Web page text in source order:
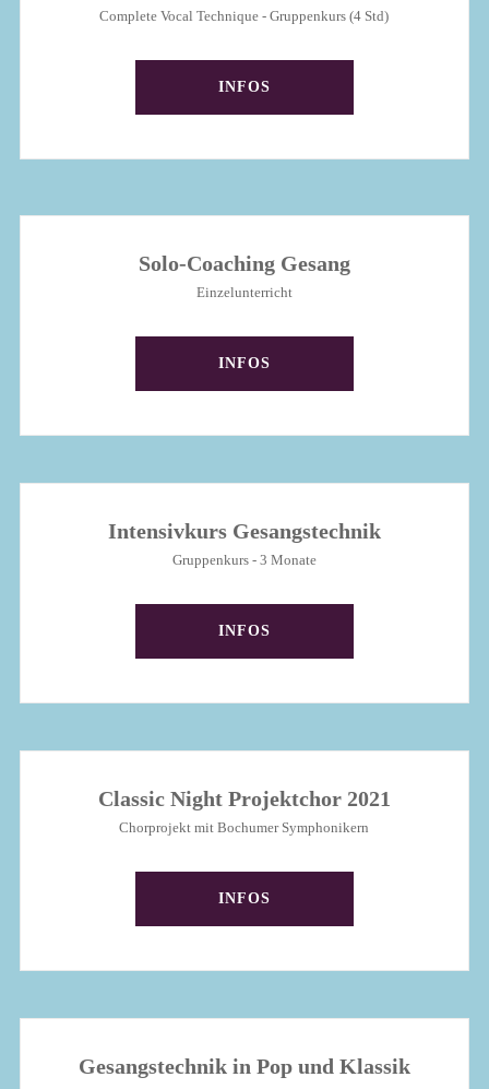
Complete Vocal Technique - Gruppenkurs (4 Std)
INFOS
Solo-Coaching Gesang
Einzelunterricht
INFOS
Intensivkurs Gesangstechnik
Gruppenkurs - 3 Monate
INFOS
Classic Night Projektchor 2021
Chorprojekt mit Bochumer Symphonikern
INFOS
Gesangstechnik in Pop und Klassik